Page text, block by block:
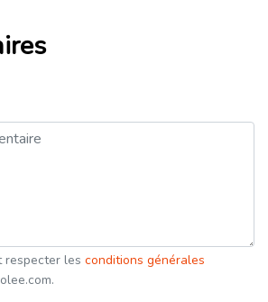
respecter les conditions générales